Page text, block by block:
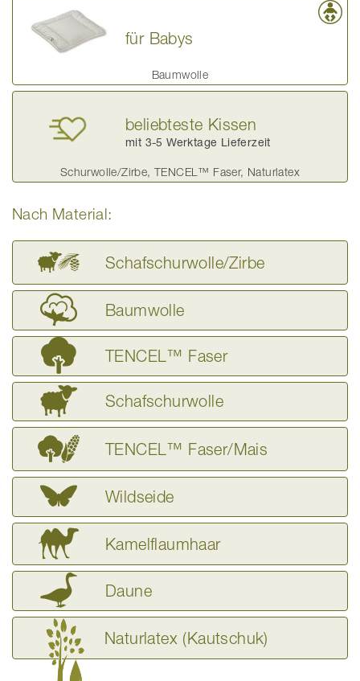
für Babys
Baumwolle
beliebteste Kissen
mit 3-5 Werktage Lieferzeit
Schurwolle/Zirbe, TENCEL™ Faser, Naturlatex
Nach Material:
Schafschurwolle/Zirbe
Baumwolle
TENCEL™ Faser
Schafschurwolle
TENCEL™ Faser/Mais
Wildseide
Kamelflaumhaar
Daune
Naturlatex (Kautschuk)